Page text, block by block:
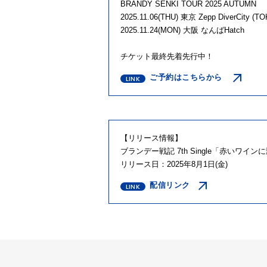
BRANDY SENKI TOUR 2025 AUTUMN
2025.11.06(THU) 東京 Zepp DiverCity
2025.11.24(MON) 大阪 なんばHatch
チケット最終先着先行中！
ご予約はこちらから
【リリース情報】
ブランデー戦記 7th Single「赤いワインに
リリース日：2025年8月1日(金)
配信リンク